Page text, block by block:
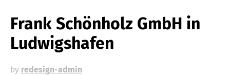
Frank Schönholz GmbH in
Ludwigshafen
by redesign-admin